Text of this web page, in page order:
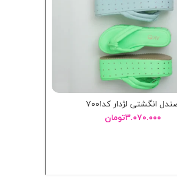
انگشتی لژدار کد۷۰۰۱
۳.۰۷۰.۰۰۰تومان